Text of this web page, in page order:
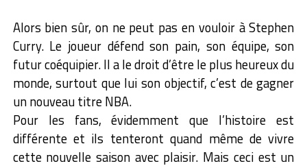
Alors bien sûr, on ne peut pas en vouloir à Stephen
Curry. Le joueur défend son pain, son équipe, son
futur coéquipier. Il a le droit d’être le plus heureux du
monde, surtout que lui son objectif, c’est de gagner
un nouveau titre NBA.
Pour les fans, évidemment que l’histoire est
différente et ils tenteront quand même de vivre
cette nouvelle saison avec plaisir. Mais ceci est un